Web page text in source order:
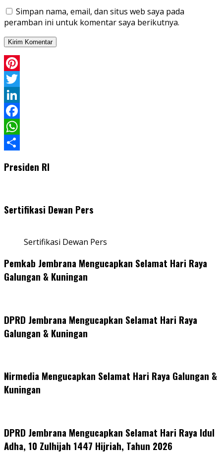
Simpan nama, email, dan situs web saya pada
peramban ini untuk komentar saya berikutnya.
Pinterest
Twitter
LinkedIn
Facebook
WhatsApp
Presiden RI
Sertifikasi Dewan Pers
Sertifikasi Dewan Pers
Pemkab Jembrana Mengucapkan Selamat Hari Raya
Galungan & Kuningan
DPRD Jembrana Mengucapkan Selamat Hari Raya
Galungan & Kuningan
Nirmedia Mengucapkan Selamat Hari Raya Galungan &
Kuningan
DPRD Jembrana Mengucapkan Selamat Hari Raya Idul
Adha, 10 Zulhijah 1447 Hijriah, Tahun 2026